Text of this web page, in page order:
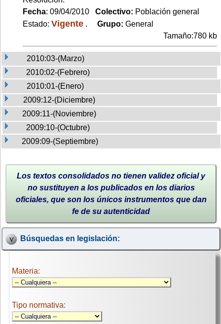
Fecha: 09/04/2010 Colectivo: Población general
Estado: Vigente . Grupo: General
Tamaño:780 kb
2010:03-(Marzo)
2010:02-(Febrero)
2010:01-(Enero)
2009:12-(Diciembre)
2009:11-(Noviembre)
2009:10-(Octubre)
2009:09-(Septiembre)
Los textos consolidados no tienen validez oficial y
no sustituyen a los publicados en los diarios
oficiales, que son los únicos instrumentos que dan
fe de su autenticidad
Búsquedas en legislación:
Materia:
Tipo normativa: